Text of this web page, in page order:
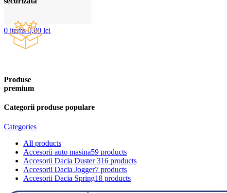
0 items 0,00 lei
Produse
premium
Categorii produse populare
Categories
All products
Accesorii auto masina59 products
Accesorii Dacia Duster 316 products
Accesorii Dacia Jogger7 products
Accesorii Dacia Spring18 products